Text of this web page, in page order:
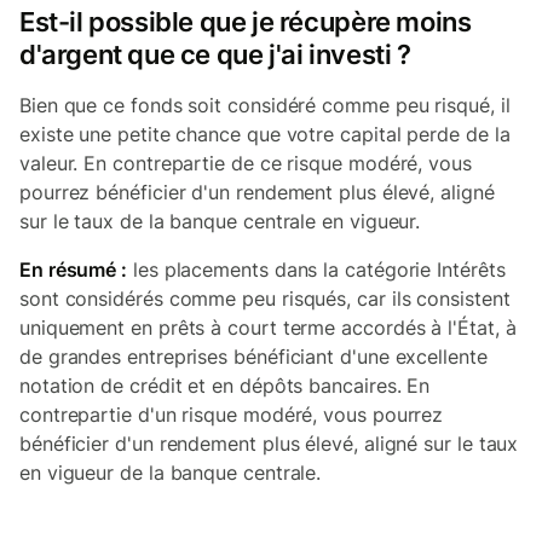
Est-il possible que je récupère moins
d'argent que ce que j'ai investi ?
Bien que ce fonds soit considéré comme peu risqué, il
existe une petite chance que votre capital perde de la
valeur. En contrepartie de ce risque modéré, vous
pourrez bénéficier d'un rendement plus élevé, aligné
sur le taux de la banque centrale en vigueur.
En résumé : les placements dans la catégorie Intérêts
sont considérés comme peu risqués, car ils consistent
uniquement en prêts à court terme accordés à l'État, à
de grandes entreprises bénéficiant d'une excellente
notation de crédit et en dépôts bancaires. En
contrepartie d'un risque modéré, vous pourrez
bénéficier d'un rendement plus élevé, aligné sur le taux
en vigueur de la banque centrale.